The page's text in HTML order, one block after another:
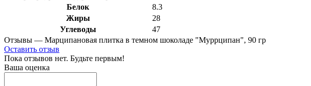
Белок
8.3
Жиры
28
Углеводы
47
Отзывы — Марципановая плитка в темном шоколаде "Муррципан", 90 гр
Оставить отзыв
Пока отзывов нет. Будьте первым!
Ваша оценка